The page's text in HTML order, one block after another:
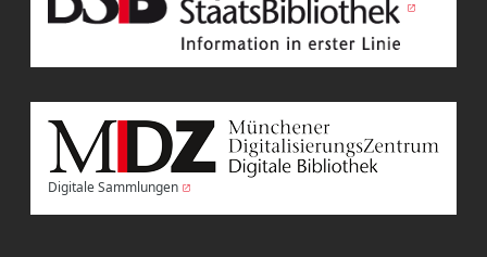
Digitale Sammlungen